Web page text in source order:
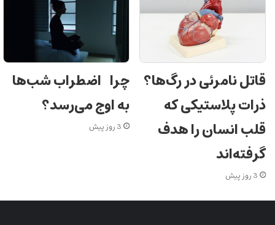
قاتل نامرئی در رگ‌ها؟
ذرات پلاستیکی که
قلب انسان را هدف
گرفته‌اند
3 روز پیش
چرا اضطراب شب‌ها
به اوج می‌رسد؟
3 روز پیش